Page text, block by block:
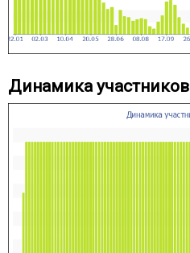
Динамика участников